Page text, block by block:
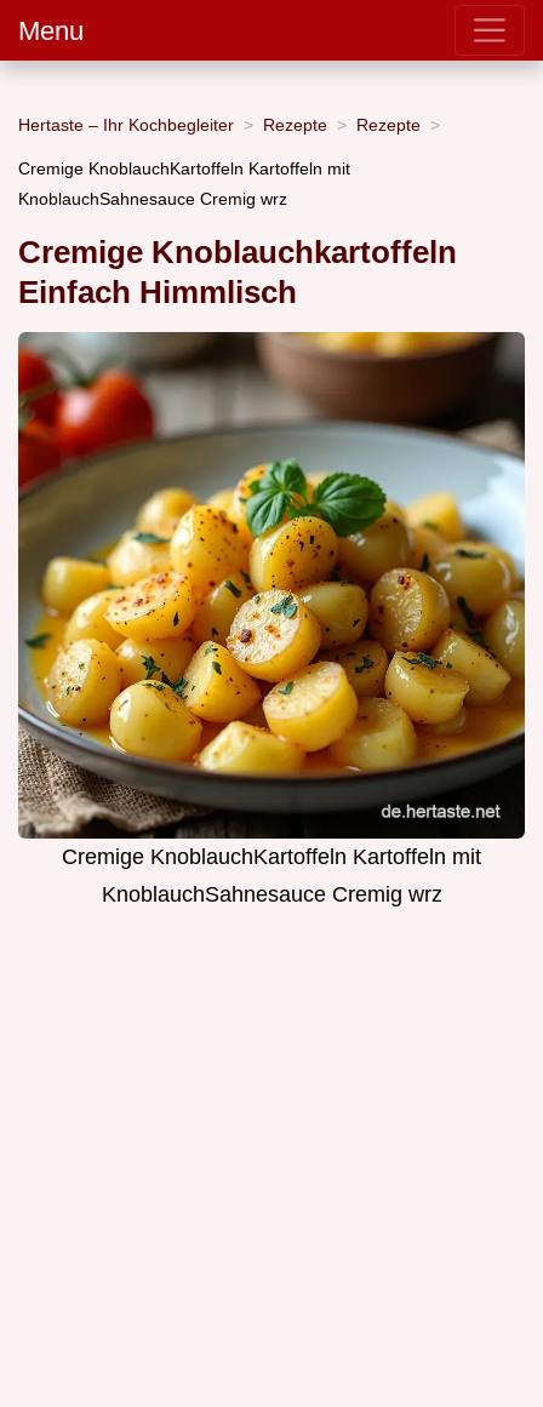
Menu
Hertaste – Ihr Kochbegleiter Rezepte Rezepte
Cremige KnoblauchKartoffeln Kartoffeln mit
KnoblauchSahnesauce Cremig wrz
Cremige Knoblauchkartoffeln
Einfach Himmlisch
Cremige KnoblauchKartoffeln Kartoffeln mit
KnoblauchSahnesauce Cremig wrz